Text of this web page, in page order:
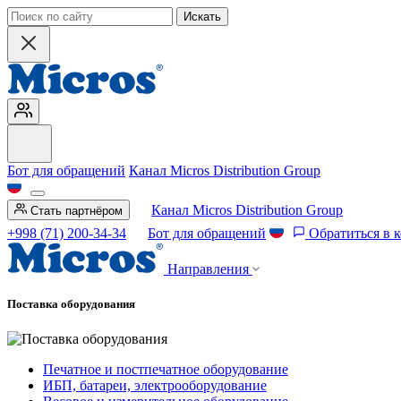
Искать
Бот для обращений Канал Micros Distribution Group
Стать партнёром
Канал Micros Distribution Group
+998 (71) 200-34-34
Бот для обращений Обратиться в
Направления
Поставка оборудования
Печатное и постпечатное оборудование
ИБП, батареи, электрооборудование